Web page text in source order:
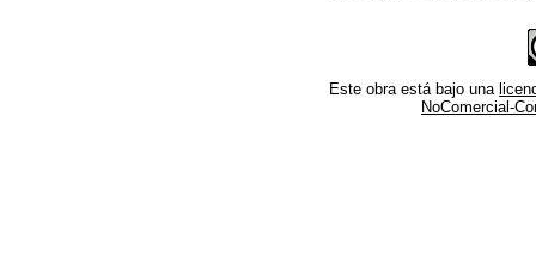
Este obra está bajo una
NoComercial-